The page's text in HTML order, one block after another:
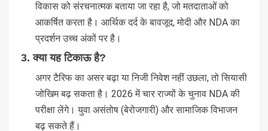
विकास को संरचनात्मक बताया जा रहा है, जो मतदाताओं को
आकर्षित करता है। आर्थिक दर्द के बावजूद, मोदी और NDA का
प्रदर्शन उच्च अंकों पर है।
3.क्या यह टिकाऊ है?
अगर टैरिफ का असर बढ़ा या निजी निवेश नहीं उछला, तो सियासी
जोखिम बढ़ सकता है। 2026 में चार राज्यों के चुनाव NDA की
परीक्षा लेंगे। युवा असंतोष (बेरोजगारी) और सामाजिक विभाजन
बढ़ सकते हैं।